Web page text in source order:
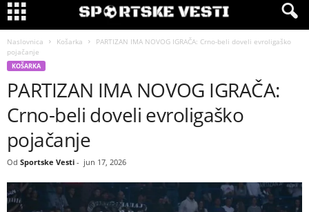
Naslovnica Košarka
PARTIZAN IMA NOVOG IGRAČA: Crno-beli doveli evroligaško
pojačanje
KOŠARKA
PARTIZAN IMA NOVOG IGRAČA:
Crno-beli doveli evroligaško
pojačanje
Od Sportske Vesti - jun 17, 2026